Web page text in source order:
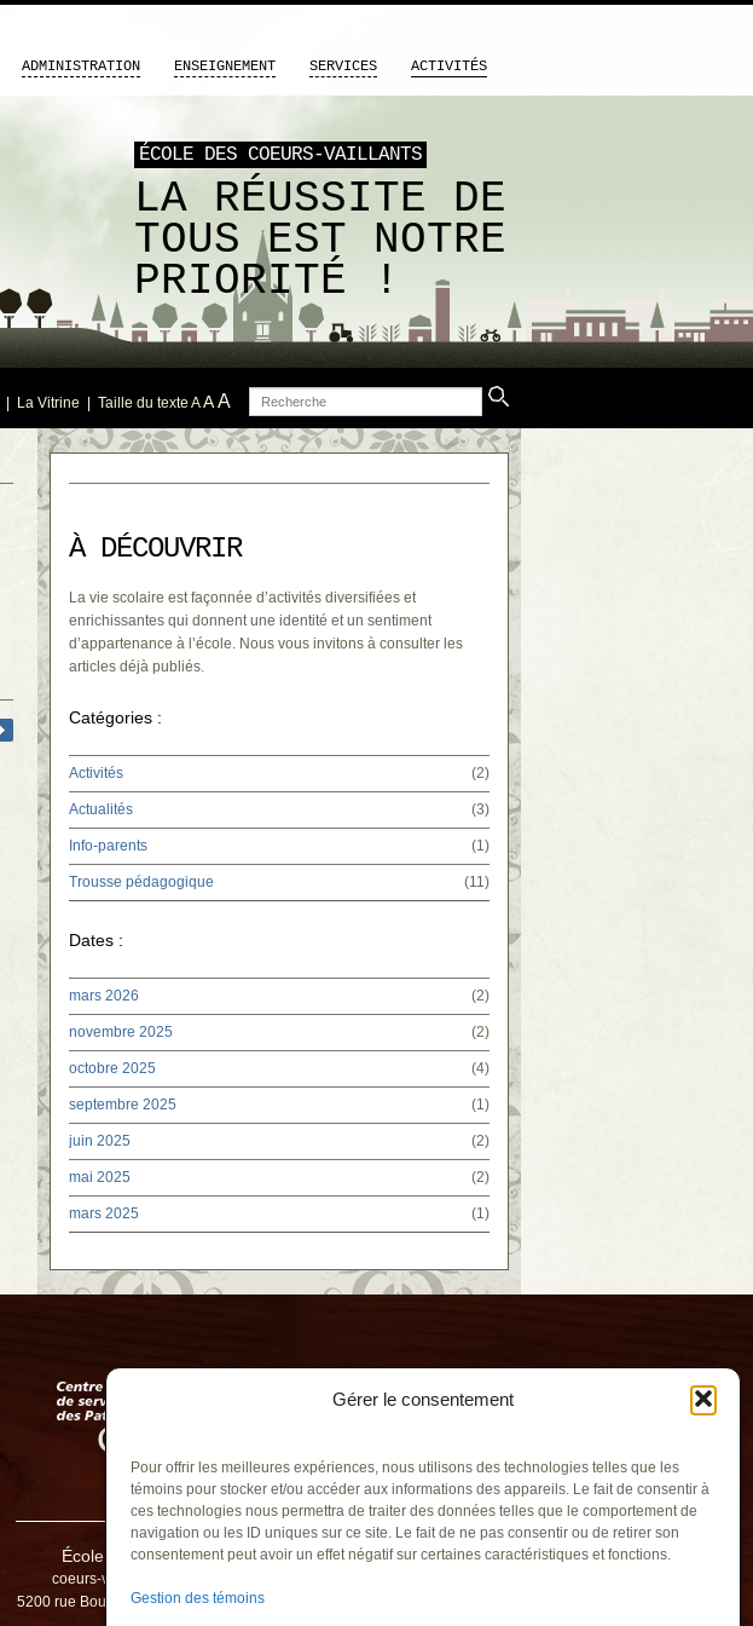
Gérer le consentement
Pour offrir les meilleures expériences, nous utilisons des technologies telles que les
témoins pour stocker et/ou accéder aux informations des appareils. Le fait de consentir à
ces technologies nous permettra de traiter des données telles que le comportement de
navigation ou les ID uniques sur ce site. Le fait de ne pas consentir ou de retirer son
consentement peut avoir un effet négatif sur certaines caractéristiques et fonctions.
Gestion des témoins
ÉCOLE DES COEURS-VAILLANTS
LA RÉUSSITE DE
TOUS EST NOTRE
PRIORITÉ !
ADMINISTRATION ENSEIGNEMENT SERVICES ACTIVITÉS
La Vitrine | Taille du texte A AA Recherche
À DÉCOUVRIR
La vie scolaire est façonnée d’activités diversifiées et
enrichissantes qui donnent une identité et un sentiment
d’appartenance à l’école. Nous vous invitons à consulter les
articles déjà publiés.
Catégories :
Activités (2)
Actualités (3)
Info-parents (1)
Trousse pédagogique (11)
Dates :
mars 2026 (2)
novembre 2025 (2)
octobre 2025 (4)
septembre 2025 (1)
juin 2025 (2)
mai 2025 (2)
mars 2025 (1)
École des Coeurs-Vaillants
coeurs-vaillants@cssp.gouv.qc.ca
5200 rue Bourgchemin, Contrecoeur QC J0L